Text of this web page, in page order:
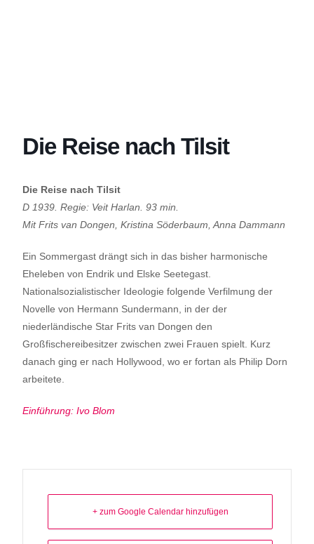
Die Reise nach Tilsit
Die Reise nach Tilsit
D 1939. Regie: Veit Harlan. 93 min.
Mit Frits van Dongen, Kristina Söderbaum, Anna Dammann
Ein Sommergast drängt sich in das bisher harmonische
Eheleben von Endrik und Elske Seetegast.
Nationalsozialistischer Ideologie folgende Verfilmung der
Novelle von Hermann Sundermann, in der der
niederländische Star Frits van Dongen den
Großfischereibesitzer zwischen zwei Frauen spielt. Kurz
danach ging er nach Hollywood, wo er fortan als Philip Dorn
arbeitete.
Einführung: Ivo Blom
+ zum Google Calendar hinzufügen